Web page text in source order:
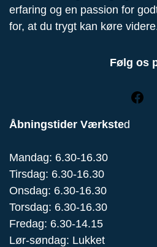
erfaring og en passion for
for, at du trygt kan køre
Følg os
Åbningstider Værksted
Mandag: 6.30-16.30
Tirsdag: 6.30-16.30
Onsdag: 6.30-16.30
Torsdag: 6.30-16.30
Fredag: 6.30-14.15
Lør-søndag: Lukket